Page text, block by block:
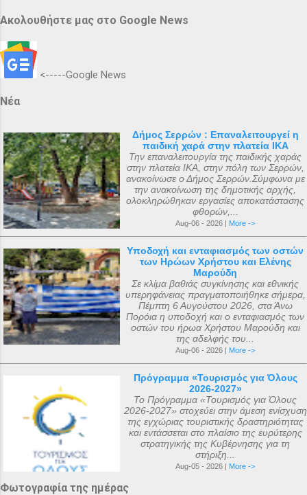
Ακολουθήστε μας στο Google News
<-----Google News
Νέα
Δήμος Σερρών : Επαναλειτουργεί η
παιδική χαρά στην πλατεία ΙΚΑ
Την επαναλειτουργία της παιδικής χαράς
στην πλατεία ΙΚΑ, στην πόλη των Σερρών,
ανακοίνωσε ο Δήμος Σερρών.Σύμφωνα με
την ανακοίνωση της δημοτικής αρχής,
ολοκληρώθηκαν εργασίες αποκατάστασης
φθορών,...
Aug-06 - 2026 | More ->
Υποδοχή και ενταφιασμός των οστών
των Ηρώων Χρήστου και Ελένης
Μαρούδη
Σε κλίμα βαθιάς συγκίνησης και εθνικής
υπερηφάνειας πραγματοποιήθηκε σήμερα,
Πέμπτη 6 Αυγούστου 2026, στα Άνω
Πορόια η υποδοχή και ο ενταφιασμός των
οστών του ήρωα Χρήστου Μαρούδη και
της αδελφής του...
Aug-06 - 2026 | More ->
Πρόγραμμα «Τουρισμός για Όλους
2026-2027»
Το Πρόγραμμα «Τουρισμός για Όλους
2026-2027» στοχεύει στην άμεση ενίσχυση
της εγχώριας τουριστικής δραστηριότητας
και εντάσσεται στο πλαίσιο της ευρύτερης
στρατηγικής της Κυβέρνησης για τη
στήριξη...
Aug-05 - 2026 | More ->
Φωτογραφία της ημέρας